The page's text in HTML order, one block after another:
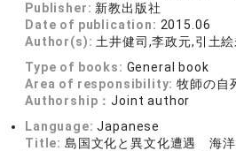
Publisher: 新教出版社
Date of publication: 2015.06
Author(s): 土井健司,李政元,引土
Type of books: General book
Area of responsibility:牧師の自
Authorship：Joint author
Language:Japanese
Title: 島国文化と異文化遭遇 海